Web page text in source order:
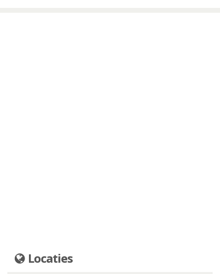
Locaties